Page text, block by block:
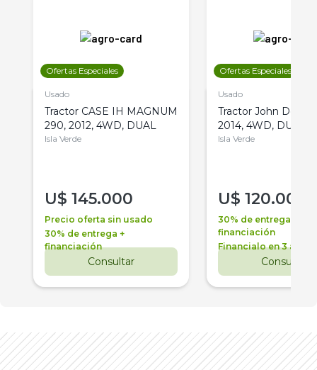
Ofertas Especiales
Usado
Tractor CASE IH MAGNUM
290, 2012, 4WD, DUAL
Isla Verde
U$ 145.000
Precio oferta sin usado
30% de entrega +
financiación
Consultar
Ofertas Especiales
Usado
Tractor John Deere
2014, 4WD, DUAL
Isla Verde
U$ 120.000
30% de entrega +
financiación
Financialo en 3 años
Consultar